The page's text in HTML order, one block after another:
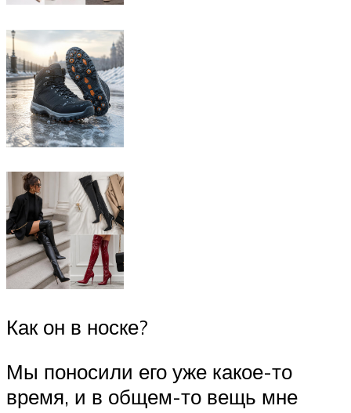
Как он в носке?
Мы поносили его уже какое-то
время, и в общем-то вещь мне